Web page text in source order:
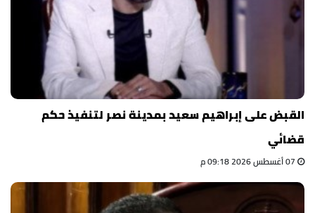
القبض على إبراهيم سعيد بمدينة نصر لتنفيذ حكم
قضائي